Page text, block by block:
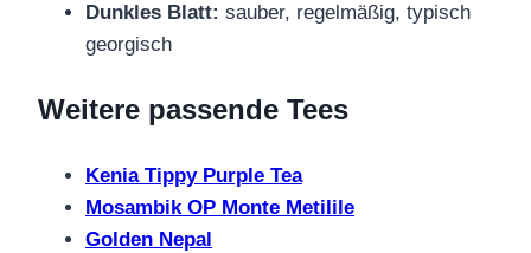
Dunkles Blatt: sauber, regelmäßig, typisch
georgisch
Weitere passende Tees
Kenia Tippy Purple Tea
Mosambik OP Monte Metilile
Golden Nepal